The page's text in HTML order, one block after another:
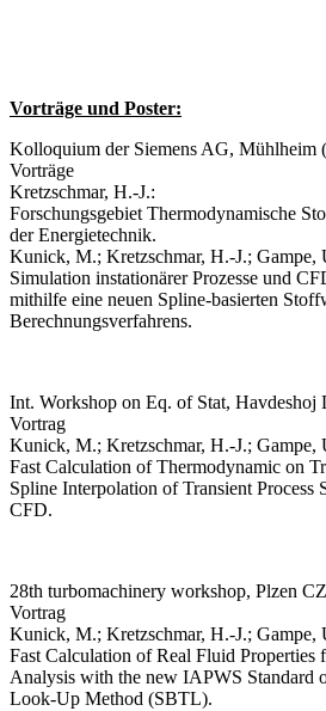
Vorträge und Poster:
Kolloquium der Siemens AG, Mühlheim
Vorträge
Kretzschmar, H.-J.:
Forschungsgebiet Thermodynamische
der Energietechnik.
Kunick, M.; Kretzschmar, H.-J.; Gampe,
Simulation instationärer Prozesse und
mithilfe eine neuen Spline-basierten
Berechnungsverfahrens.
Int. Workshop on Eq. of Stat, Havdeshoj
Vortrag
Kunick, M.; Kretzschmar, H.-J.; Gampe,
Fast Calculation of Thermodynamic on
Spline Interpolation of Transient Process
CFD.
28th turbomachinery workshop, Plzen
Vortrag
Kunick, M.; Kretzschmar, H.-J.; Gampe,
Fast Calculation of Real Fluid Properties
Analysis with the new IAPWS Standard
Look-Up Method (SBTL).